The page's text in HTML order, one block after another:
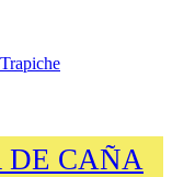
DE CAÑA